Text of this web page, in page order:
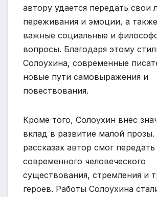
автору удается передать свои
переживания и эмоции, а
важные социальные и
вопросы. Благодаря этому
Солоухина, современные
новые пути самовыражения и
повествования.
Кроме того, Солоухин внес
вклад в развитие малой прозы.
рассказах автор смог
современного человеческого
существования, стремления и
героев. Работы Солоухина